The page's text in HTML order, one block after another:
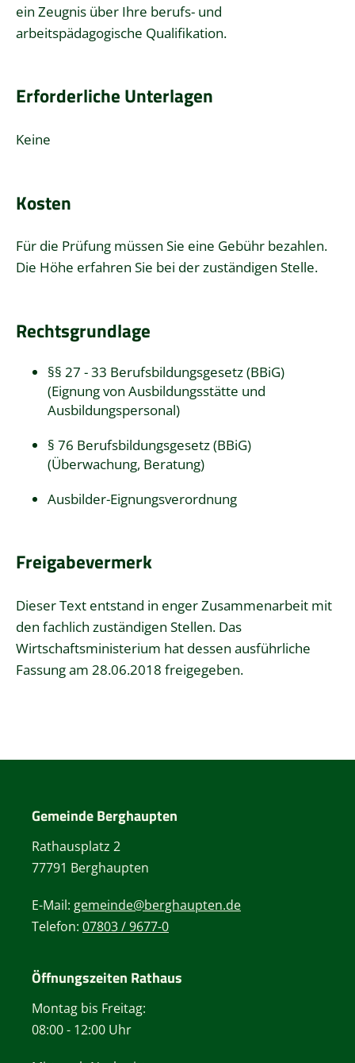
ein Zeugnis über Ihre berufs- und
arbeitspädagogische Qualifikation.
Erforderliche Unterlagen
Keine
Kosten
Für die Prüfung müssen Sie eine Gebühr bezahlen.
Die Höhe erfahren Sie bei der zuständigen Stelle.
Rechtsgrundlage
§§ 27 - 33 Berufsbildungsgesetz (BBiG)
(Eignung von Ausbildungsstätte und
Ausbildungspersonal)
§ 76 Berufsbildungsgesetz (BBiG)
(Überwachung, Beratung)
Ausbilder-Eignungsverordnung
Freigabevermerk
Dieser Text entstand in enger Zusammenarbeit mit
den fachlich zuständigen Stellen. Das
Wirtschaftsministerium hat dessen ausführliche
Fassung am 28.06.2018 freigegeben.
Gemeinde Berghaupten
Rathausplatz 2
77791 Berghaupten
E-Mail: gemeinde@berghaupten.de
Telefon: 07803 / 9677-0
Öffnungszeiten Rathaus
Montag bis Freitag:
08:00 - 12:00 Uhr